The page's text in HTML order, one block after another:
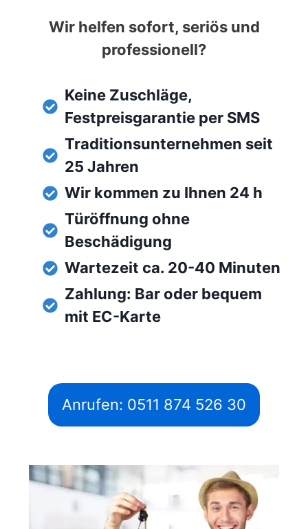
Wir helfen sofort, seriös und
professionell?
Keine Zuschläge,
Festpreisgarantie per SMS
Traditionsunternehmen seit
25 Jahren
Wir kommen zu Ihnen 24 h
Türöffnung ohne
Beschädigung
Wartezeit ca. 20-40 Minuten
Zahlung: Bar oder bequem
mit EC-Karte
Anrufen: 0511 874 526 30